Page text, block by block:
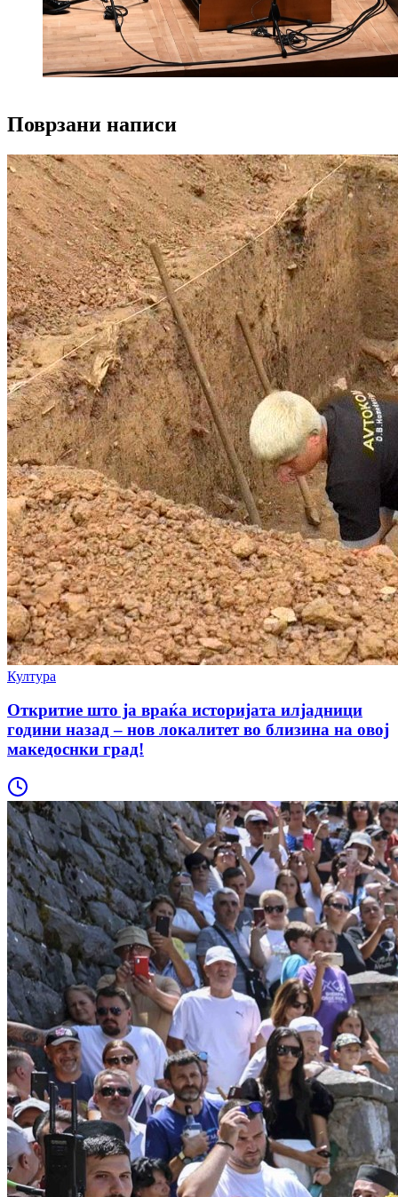
Поврзани написи
Култура
Откритие што ја враќа историјата илјадници
години назад – нов локалитет во близина на овој
македоснки град!